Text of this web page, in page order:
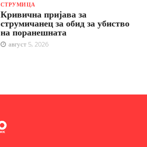
СТРУМИЦА
Кривична пријава за
струмичанец за обид за убиство
на поранешната
август 5, 2026